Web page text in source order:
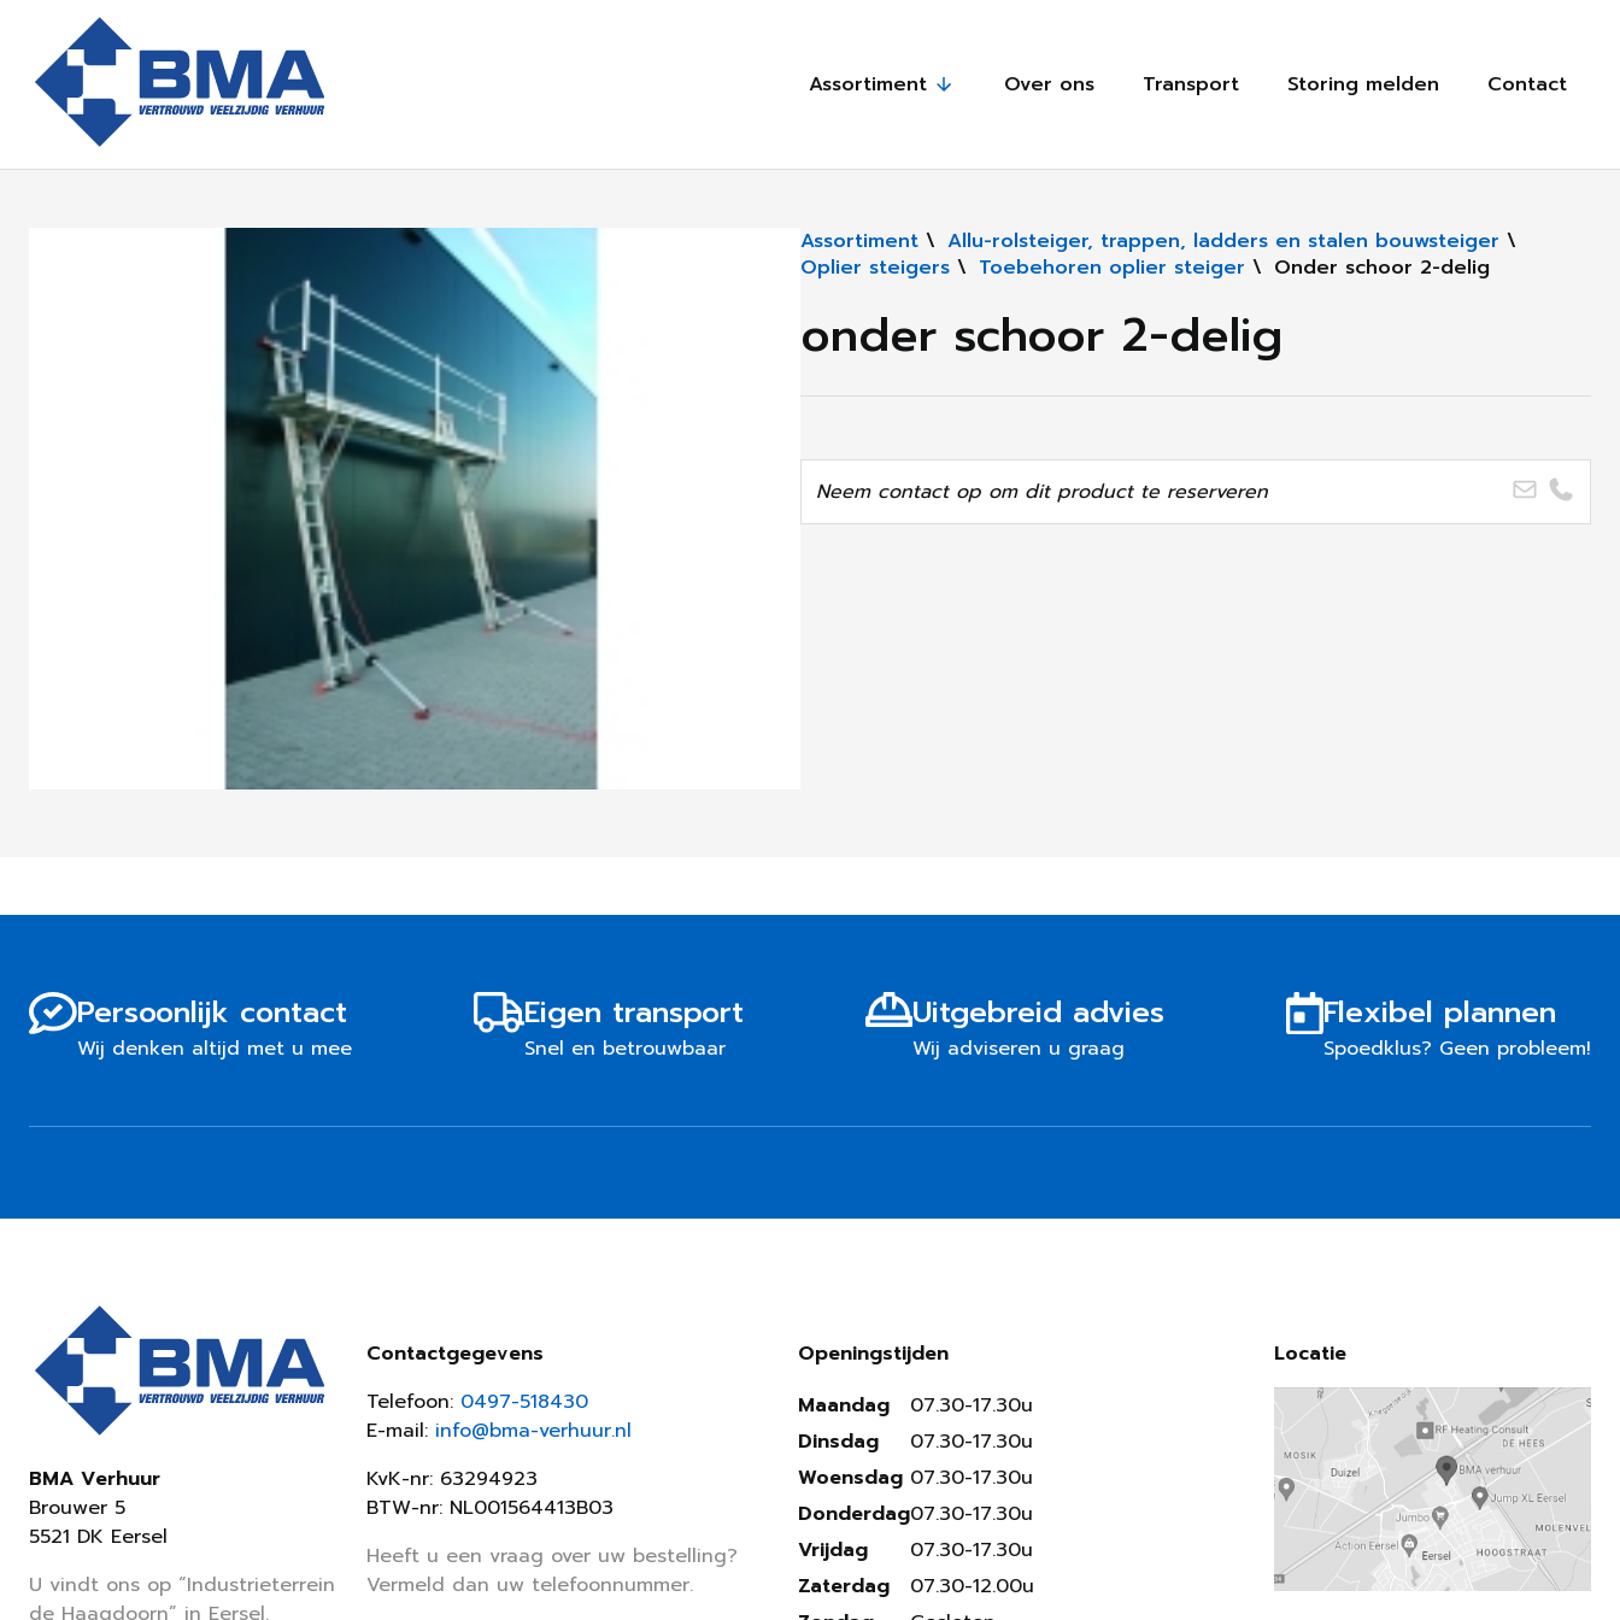
Assortiment Over ons Transport Storing melden Contact
Assortiment \ Allu-rolsteiger, trappen, ladders en stalen bouwsteiger \
Oplier steigers \ Toebehoren oplier steiger \ Onder schoor 2-delig
onder schoor 2-delig
Neem contact op om dit product te reserveren
Persoonlijk contact
Wij denken altijd met u mee
Eigen transport
Snel en betrouwbaar
Uitgebreid advies
Wij adviseren u graag
Flexibel plannen
Spoedklus? Geen probleem!
BMA Verhuur
Brouwer 5
5521 DK Eersel
U vindt ons op “Industrieterrein
de Haagdoorn” in Eersel.
Contactgegevens
Telefoon: 0497-518430
E-mail: info@bma-verhuur.nl
KvK-nr: 63294923
BTW-nr: NL001564413B03
Heeft u een vraag over uw bestelling?
Vermeld dan uw telefoonnummer.
Openingstijden
Maandag
Dinsdag
Woensdag
Donderdag
Vrijdag
Zaterdag
07.30-17.30u
07.30-17.30u
07.30-17.30u
07.30-17.30u
07.30-17.30u
07.30-12.00u
Locatie